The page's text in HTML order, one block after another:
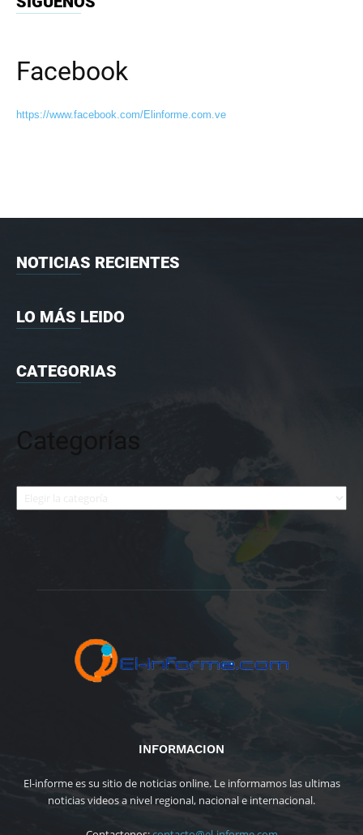
Facebook
https://www.facebook.com/Elinforme.com.ve
NOTICIAS RECIENTES
LO MÁS LEIDO
CATEGORIAS
Categorías
Categorías
INFORMACION
El-informe es su sitio de noticias online. Le informamos las ultimas
noticias videos a nivel regional, nacional e internacional.